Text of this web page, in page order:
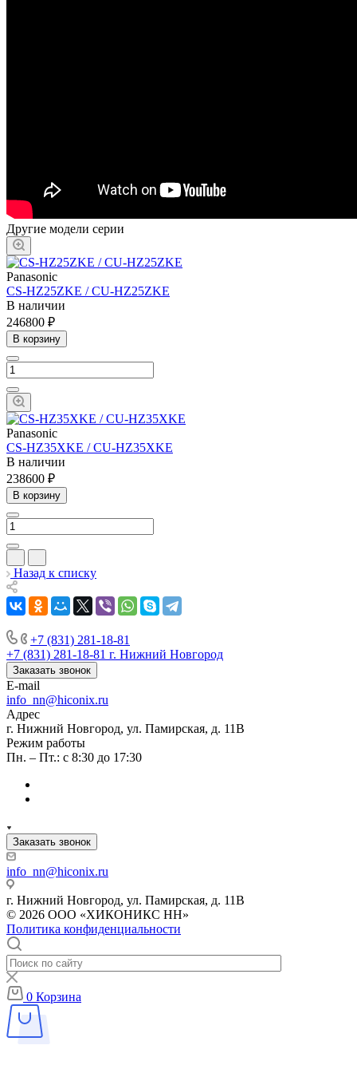
Другие модели серии
Panasonic
CS-HZ25ZKE / CU-HZ25ZKE
В наличии
246800 ₽
В корзину
Panasonic
CS-HZ35XKE / CU-HZ35XKE
В наличии
238600 ₽
В корзину
Назад к списку
+7 (831) 281-18-81
+7 (831) 281-18-81 г. Нижний Новгород
Заказать звонок
E-mail
info_nn@hiconix.ru
Адрес
г. Нижний Новгород, ул. Памирская, д. 11В
Режим работы
Пн. – Пт.: с 8:30 до 17:30
Заказать звонок
info_nn@hiconix.ru
г. Нижний Новгород, ул. Памирская, д. 11В
© 2026 ООО «ХИКОНИКС НН»
Политика конфиденциальности
0 Корзина